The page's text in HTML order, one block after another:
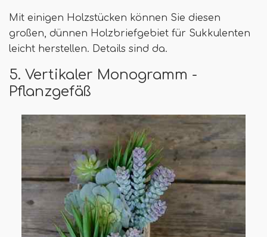
Mit einigen Holzstücken können Sie diesen
großen, dünnen Holzbriefgebiet für Sukkulenten
leicht herstellen. Details sind da.
5. Vertikaler Monogramm -
Pflanzgefäß